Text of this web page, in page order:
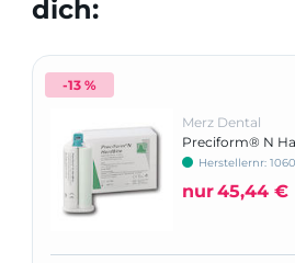
dich:
-13 %
Merz Dental
Preciform® N
Herstellernr:
nur45,44 €